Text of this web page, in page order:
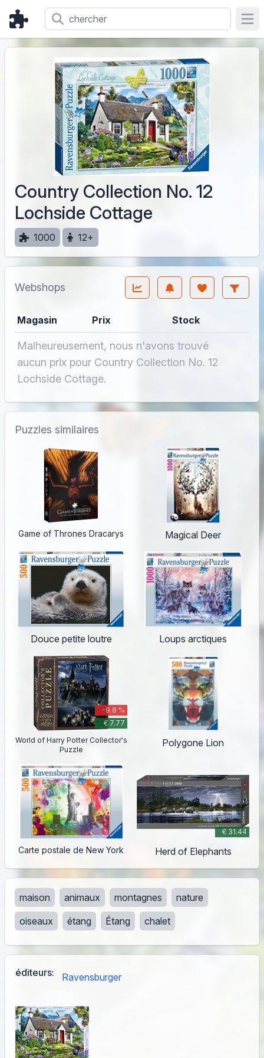
Country Collection No. 12
Lochside Cottage
1000 12+
éditeurs: Ravensburger
Webshops
Magasin Prix Stock
Malheureusement, nous n'avons trouvé
aucun prix pour Country Collection No. 12
Lochside Cottage.
Puzzles similaires
Game of Thrones Dracarys Magical Deer
Douce petite loutre Loups arctiques
-9.8 %
€ 7.77
World of Harry Potter Collector's
Puzzle
Polygone Lion
Carte postale de New York
€ 31.44
Herd of Elephants
maison animaux montagnes
nature
oiseaux
étang Étang chalet